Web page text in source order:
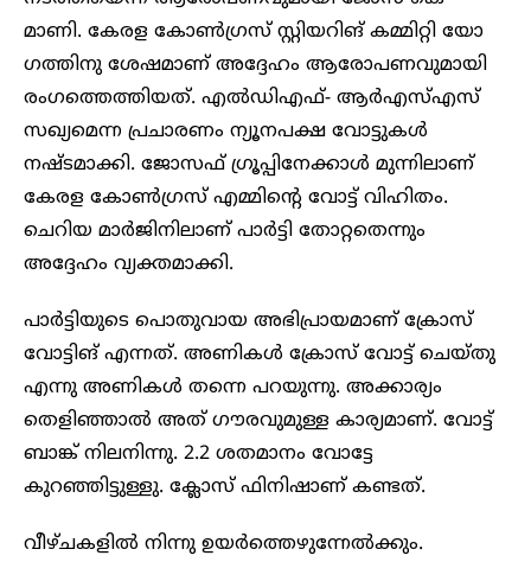
മാണി. കേരള കോൺ​ഗ്രസ് സ്റ്റിയറിങ് കമ്മിറ്റി യോ​
ഗത്തിനു ശേഷമാണ് അദ്ദേഹം ആരോപണവുമായി
രം​ഗത്തെത്തിയത്. എൽഡിഎഫ്- ആർഎസ്എസ്
സഖ്യമെന്ന പ്രചാരണം ന്യൂനപക്ഷ വോട്ടുകൾ
നഷ്ടമാക്കി. ജോസഫ് ​ഗ്രൂപ്പിനേക്കാൾ മുന്നിലാണ്
കേരള കോൺ​ഗ്രസ് എമ്മിന്റെ വോട്ട് വിഹിതം.
ചെറിയ മാർജിനിലാണ് പാർട്ടി തോറ്റതെന്നും
അദ്ദേഹം വ്യക്തമാക്കി.
പാർട്ടിയുടെ പൊതുവായ അഭിപ്രായമാണ് ക്രോസ്
വോട്ടിങ് എന്നത്. അണികൾ ക്രോസ് വോട്ട് ചെയ്തു
എന്നു അണികൾ തന്നെ പറയുന്നു. അക്കാര്യം
തെളിഞ്ഞാൽ അത് ​ഗൗരവുമുള്ള കാര്യമാണ്. വോട്ട്
ബാങ്ക് നിലനിന്നു. 2.2 ശതമാനം വോട്ടേ
കുറഞ്ഞിട്ടുള്ളു. ക്ലോസ് ഫിനിഷാണ് കണ്ടത്.
വീഴ്ചകളിൽ നിന്നു ഉയർത്തെഴുന്നേൽക്കും.